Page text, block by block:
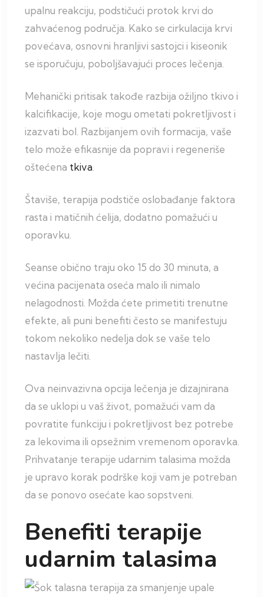
upalnu reakciju, podstičući protok krvi do
zahvaćenog područja. Kako se cirkulacija krvi
povećava, osnovni hranljivi sastojci i kiseonik
se isporučuju, poboljšavajući proces lečenja.
Mehanički pritisak takođe razbija ožiljno tkivo i
kalcifikacije, koje mogu ometati pokretljivost i
izazvati bol. Razbijanjem ovih formacija, vaše
telo može efikasnije da popravi i regeneriše
oštećena tkiva.
Štaviše, terapija podstiče oslobađanje faktora
rasta i matičnih ćelija, dodatno pomažući u
oporavku.
Seanse obično traju oko 15 do 30 minuta, a
većina pacijenata oseća malo ili nimalo
nelagodnosti. Možda ćete primetiti trenutne
efekte, ali puni benefiti često se manifestuju
tokom nekoliko nedelja dok se vaše telo
nastavlja lečiti.
Ova neinvazivna opcija lečenja je dizajnirana
da se uklopi u vaš život, pomažući vam da
povratite funkciju i pokretljivost bez potrebe
za lekovima ili opsežnim vremenom oporavka.
Prihvatanje terapije udarnim talasima možda
je upravo korak podrške koji vam je potreban
da se ponovo osećate kao sopstveni.
Benefiti terapije
udarnim talasima